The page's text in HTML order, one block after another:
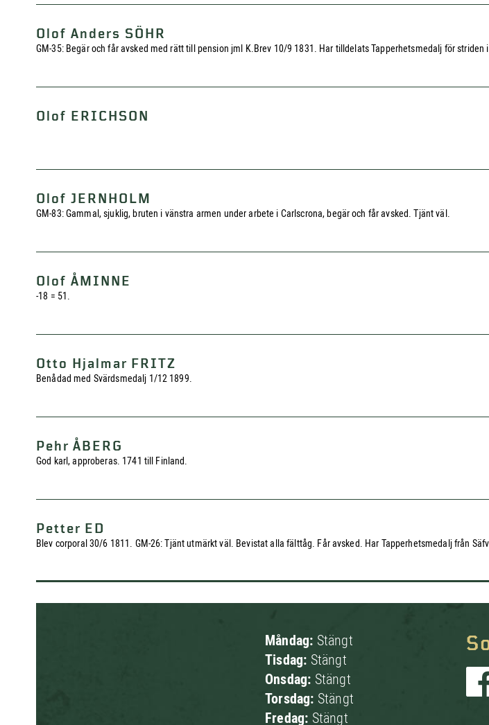
Olof Anders SÖHR
GM-35: Begär och får avsked med rätt till pension jml K.Brev 10/9 1831. Har tilldelats Tapperhetsmedalj för striden i
Olof ERICHSON
Olof JERNHOLM
GM-83: Gammal, sjuklig, bruten i vänstra armen under arbete i Carlscrona, begär och får avsked. Tjänt väl.
Olof ÅMINNE
-18 = 51.
Otto Hjalmar FRITZ
Benådad med Svärdsmedalj 1/12 1899.
Pehr ÅBERG
God karl, approberas. 1741 till Finland.
Petter ED
Blev corporal 30/6 1811. GM-26: Tjänt utmärkt väl. Bevistat alla fälttåg. Får avsked. Har Tapperhetsmedalj från
Måndag: Stängt
Tisdag: Stängt
Onsdag: Stängt
Torsdag: Stängt
Fredag: Stängt